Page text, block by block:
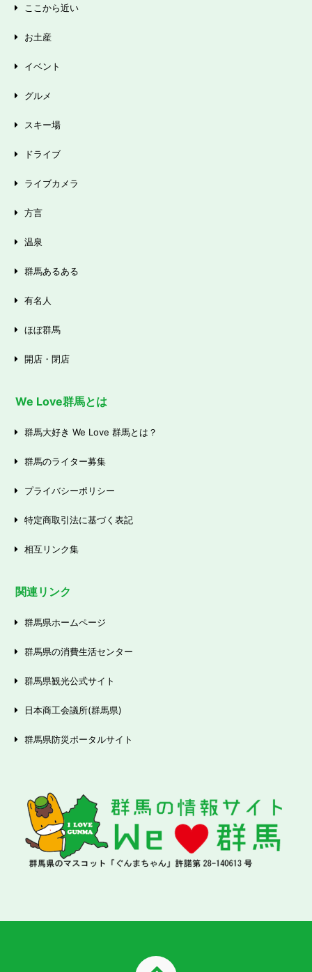
ここから近い
お土産
イベント
グルメ
スキー場
ドライブ
ライブカメラ
方言
温泉
群馬あるある
有名人
ほぼ群馬
開店・閉店
We Love群馬とは
群馬大好き We Love 群馬とは？
群馬のライター募集
プライバシーポリシー
特定商取引法に基づく表記
相互リンク集
関連リンク
群馬県ホームページ
群馬県の消費生活センター
群馬県観光公式サイト
日本商工会議所(群馬県)
群馬県防災ポータルサイト